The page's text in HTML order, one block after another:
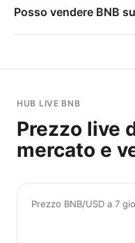
Posso vendere BNB
HUB LIVE BNB
Prezzo live
mercato e
Prezzo BNB/USD a 7